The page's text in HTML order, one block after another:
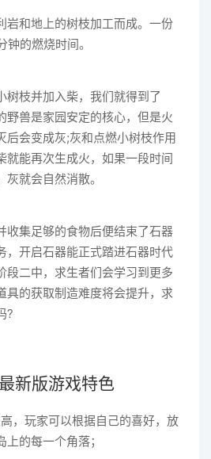
岩和地上的树枝加工而成。一份
的燃烧时间。
树枝并加入柴，我们就得到了
野兽是家园安定的核心，但是火
后会变成灰;灰和点燃小树枝作用
就能再次生成火，如果一段时间
就会自然消散。
收集足够的食物后便结束了石器
，开启石器能正式踏进石器时代
段二中，求生者们会学习到更多
具的获取制造难度将会提升，求
?
新版游戏特色
，玩家可以根据自己的喜好，放
的每一个角落；